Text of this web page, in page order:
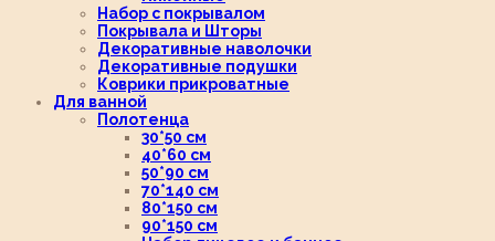
Набор с покрывалом
Покрывала и Шторы
Декоративные наволочки
Декоративные подушки
Коврики прикроватные
Для ванной
Полотенца
30*50 см
40*60 см
50*90 см
70*140 см
80*150 см
90*150 см